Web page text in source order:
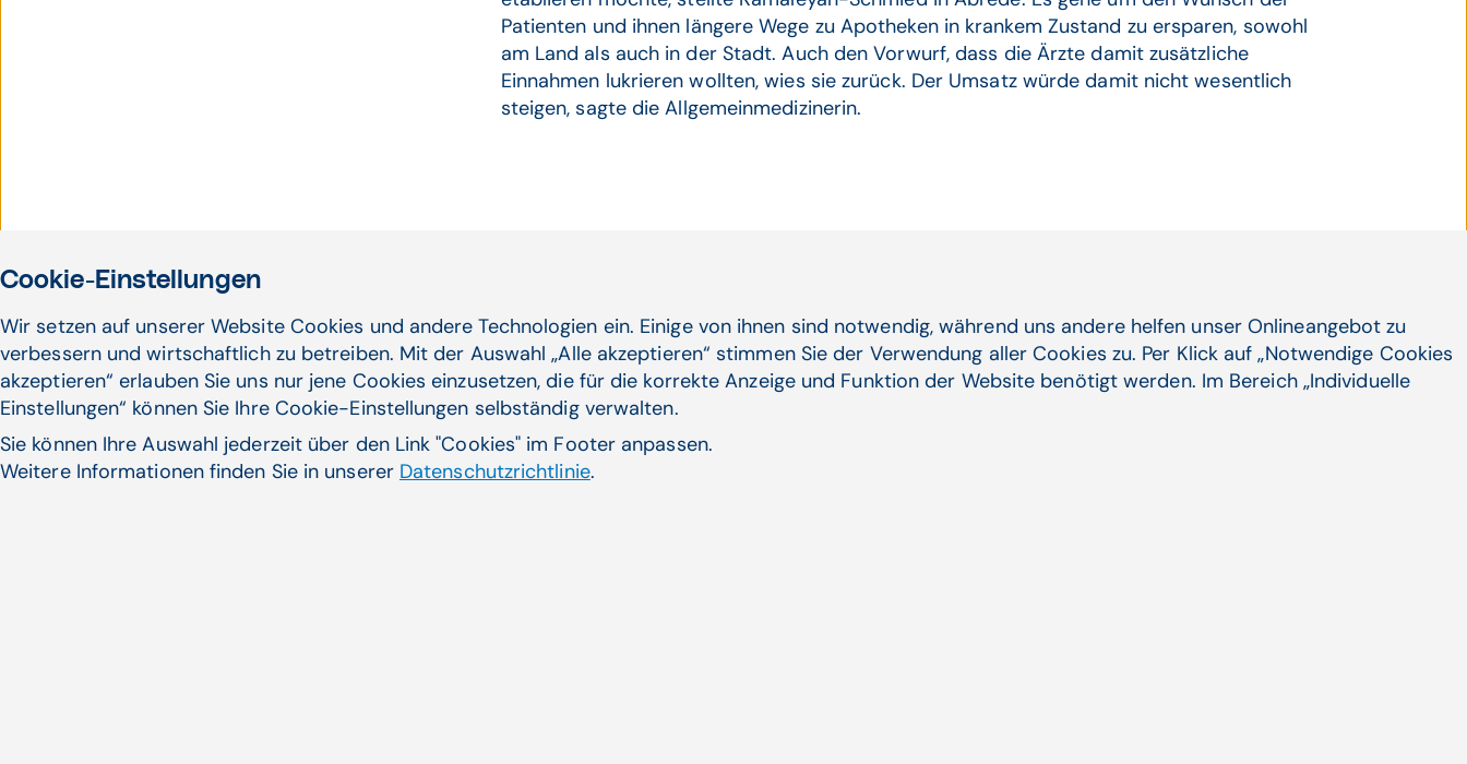
Patienten und ihnen längere Wege zu Apotheken in krankem Zustand zu ersparen, sowohl
am Land als auch in der Stadt. Auch den Vorwurf, dass die Ärzte damit zusätzliche
Einnahmen lukrieren wollten, wies sie zurück. Der Umsatz würde damit nicht wesentlich
steigen, sagte die Allgemeinmedizinerin.
Apotheken bauen Online-Handel aus
Die Apothekerkammer launcht einen neuen Online-
Marktplatz. Jede ...
Ärztekammer fordert Ein­bindung bei Digi­
Cookie-Einstellungen
Wir setzen auf unserer Website Cookies und andere Technologien ein. Einige von ihnen sind notwendig, während uns andere helfen unser Onlineangebot zu
verbessern und wirtschaftlich zu betreiben. Mit der Auswahl „Alle akzeptieren“ stimmen Sie der Verwendung aller Cookies zu. Per Klick auf „Notwendige Cookies
akzeptieren“ erlauben Sie uns nur jene Cookies einzusetzen, die für die korrekte Anzeige und Funktion der Website benötigt werden. Im Bereich „Individuelle
Einstellungen“ können Sie Ihre Cookie-Einstellungen selbständig verwalten.
Sie können Ihre Auswahl jederzeit über den Link "Cookies" im Footer anpassen.
Weitere Informationen finden Sie in unserer Datenschutzrichtlinie.